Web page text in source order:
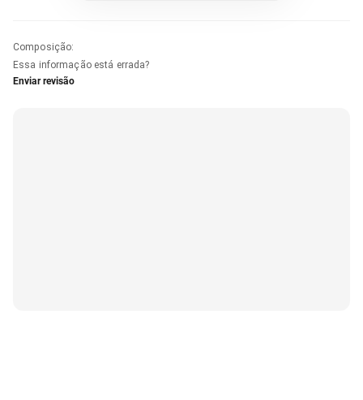
Composição:
Essa informação está errada?
Enviar revisão